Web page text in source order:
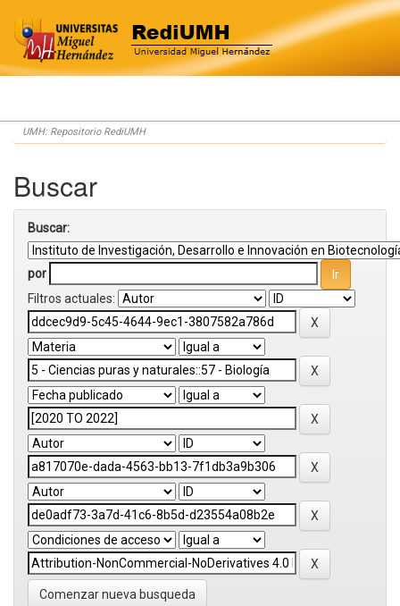
Skip
navigation
UMH: Repositorio RediUMH
Buscar
Buscar:
por
Filtros actuales:
Comenzar nueva busqueda